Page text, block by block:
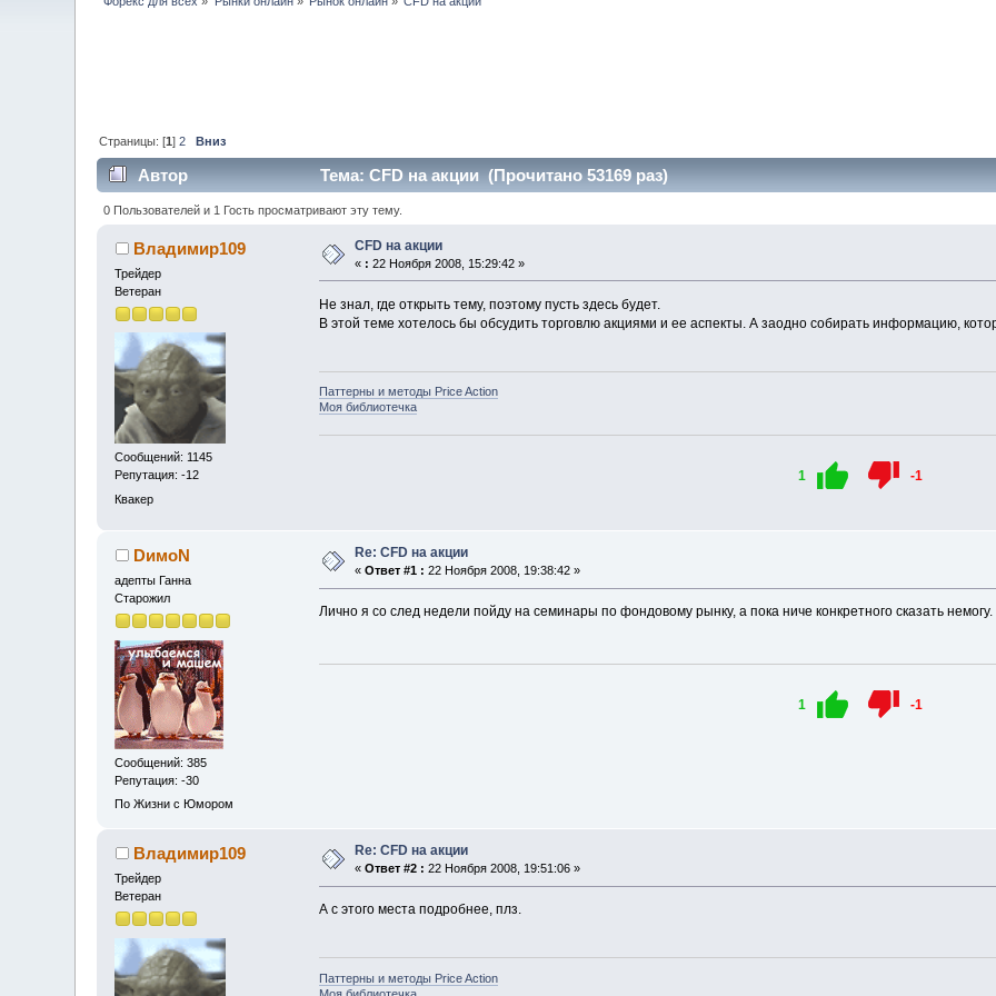
Страницы: [1]2 Вниз
Автор Тема: CFD на акции (Прочитано 53169 раз)
0 Пользователей и 1 Гость просматривают эту тему.
Владимир109
Трейдер
Ветеран
Сообщений: 1145
Репутация: -12
Квакер
CFD на акции
« : 22 Ноября 2008, 15:29:42 »
Не знал, где открыть тему, поэтому пусть здесь будет.
В этой теме хотелось бы обсудить торговлю акциями и ее аспекты. А заодно собирать информацию,
Паттерны и методы Price Action
Моя библиотечка
1 -1
DимоN
адепты Ганна
Старожил
Сообщений: 385
Репутация: -30
По Жизни с Юмором
Re: CFD на акции
«Ответ #1 : 22 Ноября 2008, 19:38:42 »
Лично я со след недели пойду на семинары по фондовому рынку, а пока ниче конкретного сказать немогу.
1 -1
Владимир109
Трейдер
Ветеран
Re: CFD на акции
«Ответ #2 : 22 Ноября 2008, 19:51:06 »
А с этого места подробнее, плз.
Паттерны и методы Price Action
Моя библиотечка